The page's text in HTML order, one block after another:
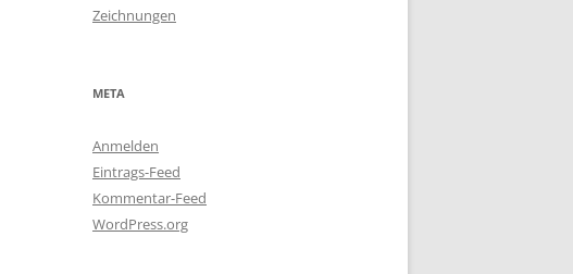
Zeichnungen
META
Anmelden
Eintrags-Feed
Kommentar-Feed
WordPress.org